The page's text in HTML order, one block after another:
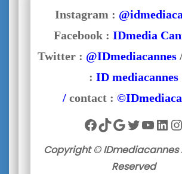
Instagram :
Facebook : IDmedia
Twitter : @IDmediacannes/
: ID mediacannes
/ contact :
Facebook
TikTok
Google
Twitter
Copyright © IDmediacannes
Reserved